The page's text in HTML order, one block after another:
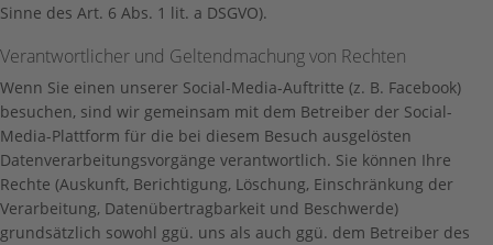
Sinne des Art. 6 Abs. 1 lit. a DSGVO).
Verantwortlicher und Geltendmachung von Rechten
Wenn Sie einen unserer Social-Media-Auftritte (z. B. Facebook)
besuchen, sind wir gemeinsam mit dem Betreiber der Social-
Media-Plattform für die bei diesem Besuch ausgelösten
Datenverarbeitungsvorgänge verantwortlich. Sie können Ihre
Rechte (Auskunft, Berichtigung, Löschung, Einschränkung der
Verarbeitung, Datenübertragbarkeit und Beschwerde)
grundsätzlich sowohl ggü. uns als auch ggü. dem Betreiber des